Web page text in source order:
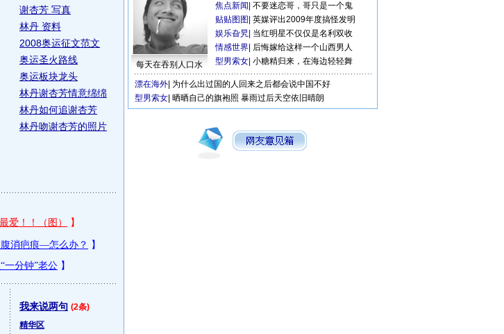
谢杏芳 写真
林丹 资料
2008奥运征文范文
奥运圣火路线
奥运板块龙头
林丹谢杏芳情意绵绵
林丹如何追谢杏芳
林丹吻谢杏芳的照片
我来说两句 (2条)
精华区
每天在吞别人口水
焦点新闻 不要迷恋哥，哥只是一个鬼
贴贴图图 英媒评出2009年度搞怪发明
娱乐旮旯 当红明星不仅仅是名利双收
情感世界 后悔嫁给这样一个山西男人
型男索女 小糖精归来，在海边轻轻舞
漂在海外 为什么出过国的人回来之后都会说中国不好
型男索女 晒晒自己的旗袍照 暴雨过后天空依旧晴朗